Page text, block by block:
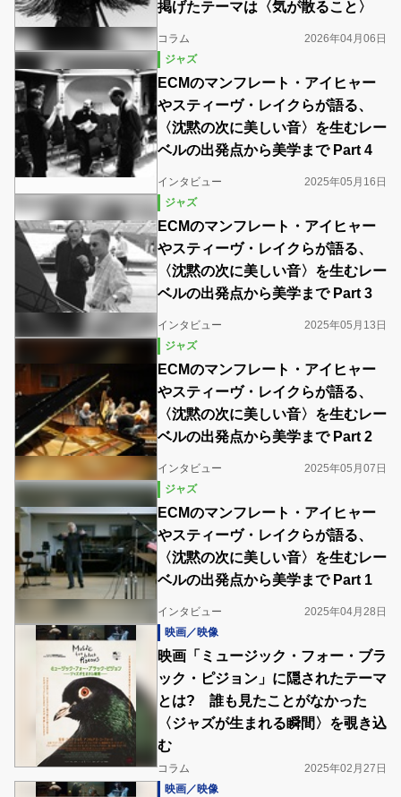
掲げたテーマは〈気が散ること〉
コラム
2026年04月06日
ジャズ
ECMのマンフレート・アイヒャー
やスティーヴ・レイクらが語る、
〈沈黙の次に美しい音〉を生むレー
ベルの出発点から美学まで Part 4
インタビュー
2025年05月16日
ジャズ
ECMのマンフレート・アイヒャー
やスティーヴ・レイクらが語る、
〈沈黙の次に美しい音〉を生むレー
ベルの出発点から美学まで Part 3
インタビュー
2025年05月13日
ジャズ
ECMのマンフレート・アイヒャー
やスティーヴ・レイクらが語る、
〈沈黙の次に美しい音〉を生むレー
ベルの出発点から美学まで Part 2
インタビュー
2025年05月07日
ジャズ
ECMのマンフレート・アイヒャー
やスティーヴ・レイクらが語る、
〈沈黙の次に美しい音〉を生むレー
ベルの出発点から美学まで Part 1
インタビュー
2025年04月28日
映画／映像
映画「ミュージック・フォー・ブラ
ック・ピジョン」に隠されたテーマ
とは? 誰も見たことがなかった
〈ジャズが生まれる瞬間〉を覗き込
む
コラム
2025年02月27日
映画／映像